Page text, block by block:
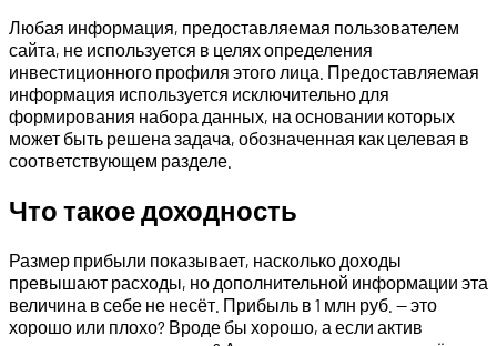
Любая информация, предоставляемая пользователем
сайта, не используется в целях определения
инвестиционного профиля этого лица. Предоставляемая
информация используется исключительно для
формирования набора данных, на основании которых
может быть решена задача, обозначенная как целевая в
соответствующем разделе.
Что такое доходность
Размер прибыли показывает, насколько доходы
превышают расходы, но дополнительной информации эта
величина в себе не несёт. Прибыль в 1 млн руб. — это
хорошо или плохо? Вроде бы хорошо, а если актив